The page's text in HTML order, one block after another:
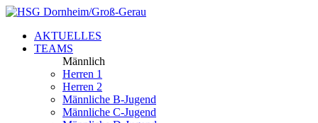
AKTUELLES
TEAMS
Männlich
Herren 1
Herren 2
Männliche B-Jugend
Männliche C-Jugend